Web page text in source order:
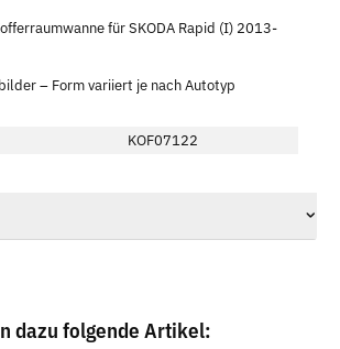
für SKODA Rapid (I) 2013-
– Form variiert je nach Autotyp
KOF07122
dazu folgende Artikel: